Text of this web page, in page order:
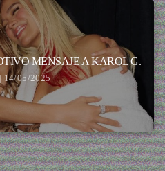
MENSAJE A KAROL G.
14/05/2025